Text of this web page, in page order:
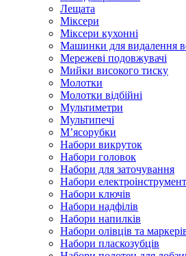
Лещата
Міксери
Міксери кухонні
Машинки для видалення
Мережеві подовжувачі
Мийки високого тиску
Молотки
Молотки відбійні
Мультиметри
Мультипечі
М’ясорубки
Набори викруток
Набори головок
Набори для заточування
Набори
Набори ключів
Набори надфілів
Набори напилків
Набори олівців та
Набори пласкозубців